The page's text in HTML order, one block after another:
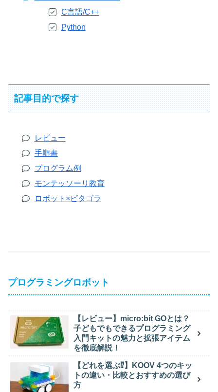
C言語/C++
Python
記事目的で探す
レビュー
手順書
プログラム例
モンテッソーリ教育
ロボット×ピタゴラ
プログラミングロボット
【レビュー】micro:bit GOとは？
子どもでもできるプログラミング
入門キットの魅力と拡張アイテム
を徹底解説！
【どれを選ぶ⁉】KOOV 4つのキッ
トの違い・比較とおすすめの選び
方